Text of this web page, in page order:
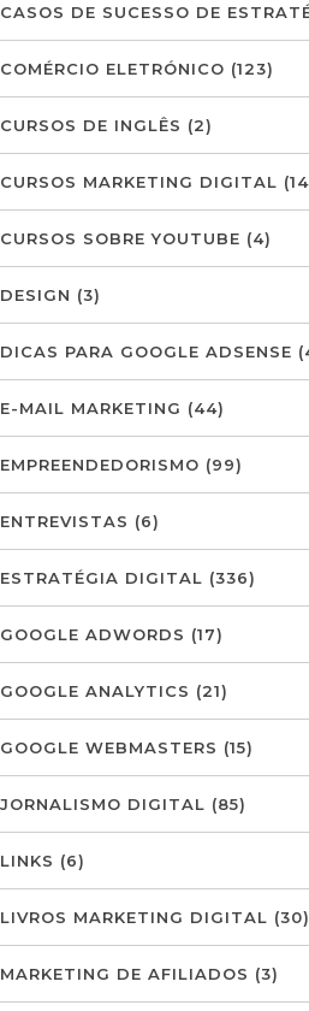
CASOS DE SUCESSO DE
COMÉRCIO ELETRÓNICO (123)
CURSOS DE INGLÊS (2)
CURSOS MARKETING DIGITAL
CURSOS SOBRE YOUTUBE (4)
DESIGN (3)
DICAS PARA GOOGLE ADSENSE
E-MAIL MARKETING (44)
EMPREENDEDORISMO (99)
ENTREVISTAS (6)
ESTRATÉGIA DIGITAL (336)
GOOGLE ADWORDS (17)
GOOGLE ANALYTICS (21)
GOOGLE WEBMASTERS (15)
JORNALISMO DIGITAL (85)
LINKS (6)
LIVROS MARKETING DIGITAL (30)
MARKETING DE AFILIADOS (3)